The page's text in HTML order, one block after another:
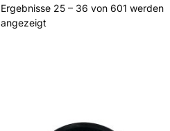
Ergebnisse 25 – 36 von 601 werden
angezeigt